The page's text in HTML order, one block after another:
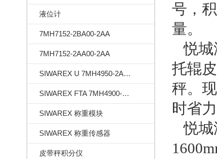
液位计
7MH7152-2BA00-2AA
7MH7152-2AA00-2AA
SIWAREX U 7MH4950-2AA01
SIWAREX FTA 7MH4900-2AA01
SIWAREX 称重模块
SIWAREX 称重传感器
皮带秤积分仪
号，
量。
悦城
托辊
秤。
时省
悦城